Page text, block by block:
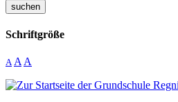
suchen
Schriftgröße
A A A